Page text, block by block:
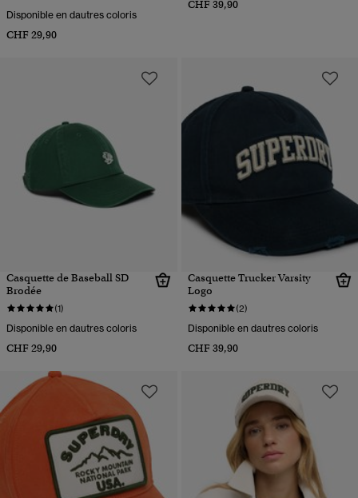
Disponible en dautres coloris
CHF 29,90
CHF 39,90
Casquette de Baseball SD
Brodée
(1)
Disponible en dautres coloris
CHF 29,90
Casquette Trucker Varsity
Logo
(2)
Disponible en dautres coloris
CHF 39,90